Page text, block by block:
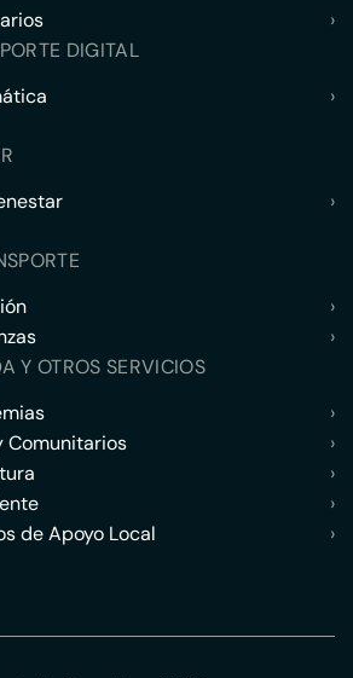
›
DIGITAL
›
›
›
›
Y OTROS SERVICIOS
›
Comunitarios
›
›
›
de Apoyo Local
›